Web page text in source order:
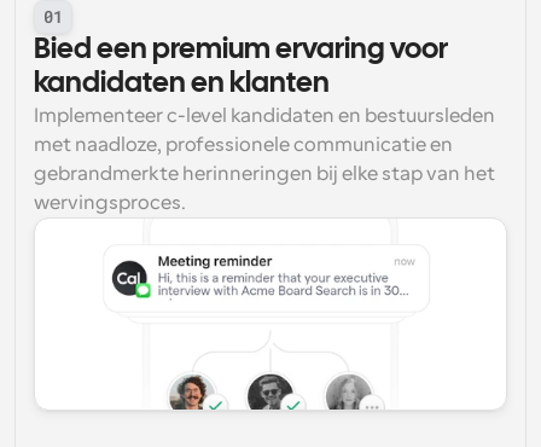
01
Bied een premium ervaring voor
kandidaten en klanten
Implementeer c-level kandidaten en bestuursleden
met naadloze, professionele communicatie en
gebrandmerkte herinneringen bij elke stap van het
wervingsproces.